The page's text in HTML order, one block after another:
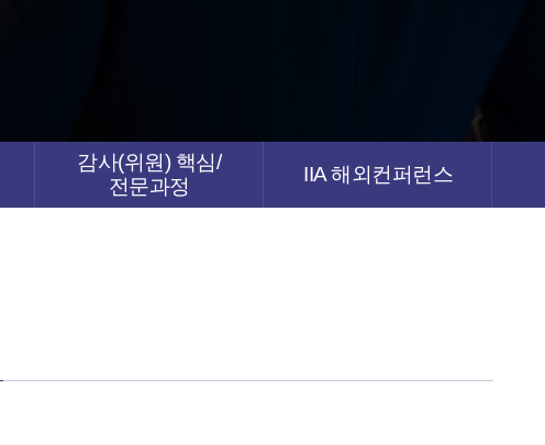
감사(위원) 핵심/
전문과정
IIA 해외컨퍼런스